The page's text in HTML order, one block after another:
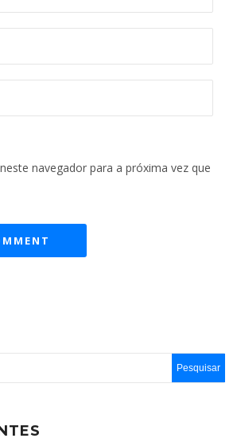
navegador para a próxima vez que